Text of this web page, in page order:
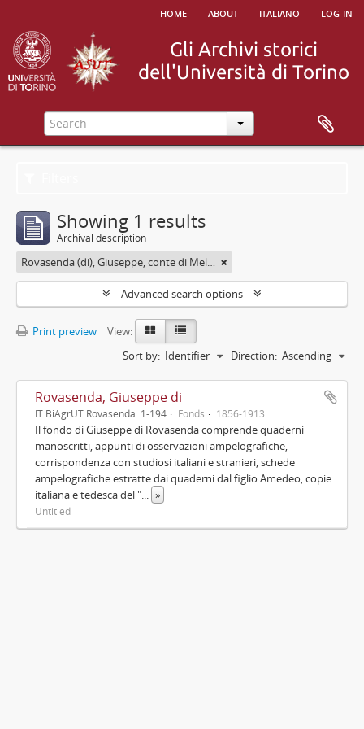
home about italiano log in
Showing 1 results
Archival description
Rovasenda (di), Giuseppe, conte di Melle <1824-1913>
Advanced search options
Print preview
View:
Sort by: Identifier Direction: Ascending
Rovasenda, Giuseppe di
IT BiAgrUT Rovasenda. 1-194 Fonds 1856-1913
Il fondo di Giuseppe di Rovasenda comprende quaderni
manoscritti, appunti di osservazioni ampelografiche,
corrispondenza con studiosi italiani e stranieri, schede
ampelografiche estratte dai quaderni dal figlio Amedeo, copie
italiana e tedesca del "... »
Untitled